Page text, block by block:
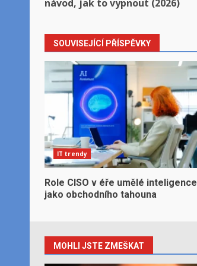
návod, jak to vypnout (2026)
SOUVISEJÍCÍ PŘÍSPĚVKY
IT trendy
Role CISO v éře umělé inteligence
jako obchodního tahouna
MOHLI JSTE ZMEŠKAT